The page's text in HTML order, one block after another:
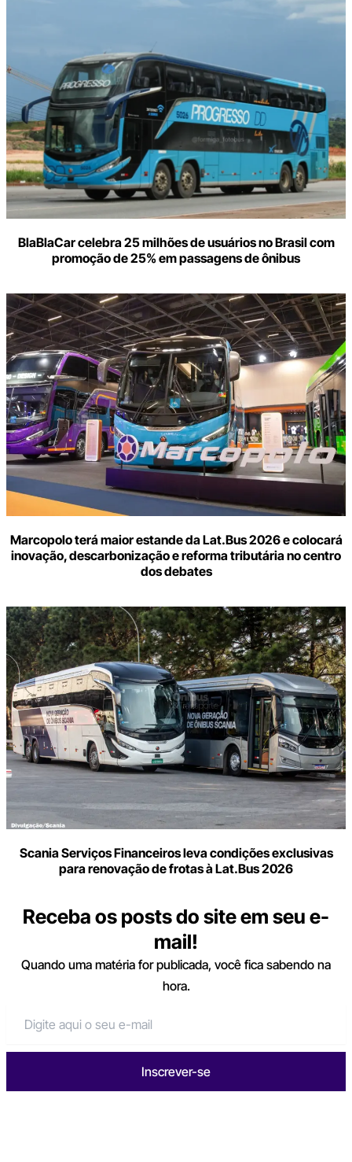
BlaBlaCar celebra 25 milhões de usuários no Brasil com
promoção de 25% em passagens de ônibus
Marcopolo terá maior estande da Lat.Bus 2026 e colocará
inovação, descarbonização e reforma tributária no centro
dos debates
Scania Serviços Financeiros leva condições exclusivas
para renovação de frotas à Lat.Bus 2026
Receba os posts do site em seu e-
mail!
Quando uma matéria for publicada, você fica sabendo na
hora.
Inscrever-se